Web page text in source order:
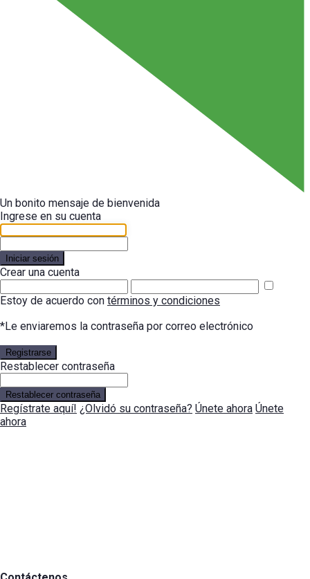
Un bonito mensaje de bienvenida
Ingrese en su cuenta
Iniciar sesión
Crear una cuenta
Estoy de acuerdo con términos y condiciones
*Le enviaremos la contraseña por correo electrónico
Registrarse
Restablecer contraseña
Restablecer contraseña
Regístrate aquí! ¿Olvidó su contraseña? Únete ahora Únete
ahora